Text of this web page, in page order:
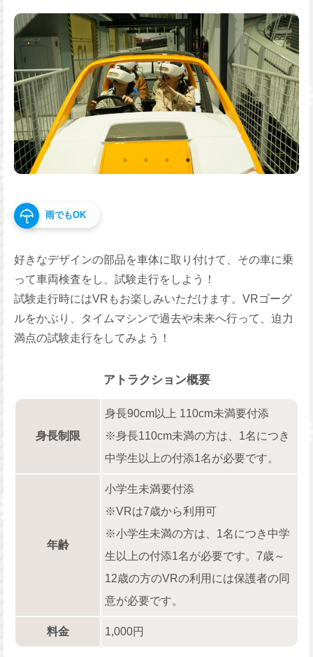
雨でもOK
好きなデザインの部品を車体に取り付けて、その車に乗
って車両検査をし、試験走行をしよう！
試験走行時にはVRもお楽しみいただけます。VRゴーグ
ルをかぶり、タイムマシンで過去や未来へ行って、迫力
満点の試験走行をしてみよう！
アトラクション概要
身長制限
身長90cm以上 110cm未満要付添
※身長110cm未満の方は、1名につき
中学生以上の付添1名が必要です。
年齢
小学生未満要付添
※VRは7歳から利用可
※小学生未満の方は、1名につき中学
生以上の付添1名が必要です。7歳～
12歳の方のVRの利用には保護者の同
意が必要です。
料金 1,000円